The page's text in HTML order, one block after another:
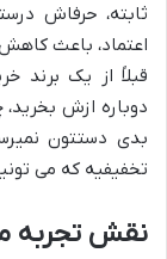
ثابته، حرفاش
اعتماد، باعث
قبلاً از یک برند
دوباره ازش
بدی دستتون
تخفیفیه که می
نقش تجربه